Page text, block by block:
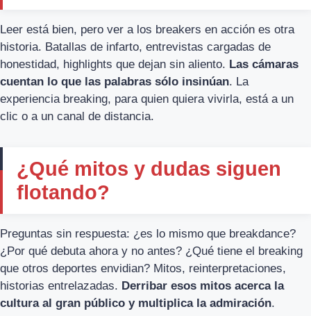
Leer está bien, pero ver a los breakers en acción es otra
historia. Batallas de infarto, entrevistas cargadas de
honestidad, highlights que dejan sin aliento. Las cámaras
cuentan lo que las palabras sólo insinúan. La
experiencia breaking, para quien quiera vivirla, está a un
clic o a un canal de distancia.
¿Qué mitos y dudas siguen
flotando?
Preguntas sin respuesta: ¿es lo mismo que breakdance?
¿Por qué debuta ahora y no antes? ¿Qué tiene el breaking
que otros deportes envidian? Mitos, reinterpretaciones,
historias entrelazadas. Derribar esos mitos acerca la
cultura al gran público y multiplica la admiración.